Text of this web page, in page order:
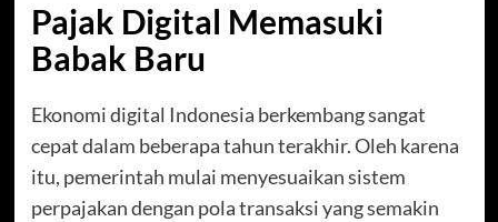
Pajak Digital Memasuki
Babak Baru
Ekonomi digital Indonesia berkembang sangat
cepat dalam beberapa tahun terakhir. Oleh karena
itu, pemerintah mulai menyesuaikan sistem
perpajakan dengan pola transaksi yang semakin